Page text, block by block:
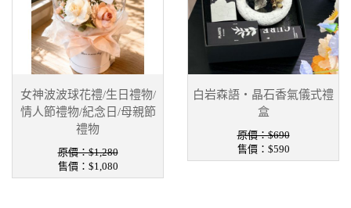
女神波波球花禮/生日禮物/
情人節禮物/紀念日/母親節
禮物
原價：$1,280
售價： $1,080
白岩森語・晶石香氣儀式禮
盒
原價：$690
售價： $590